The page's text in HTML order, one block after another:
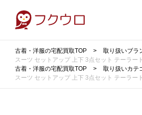
古着・洋服の宅配買取TOP 取り扱いブラ
スーツ セットアップ 上下 3点セット テーラ
古着・洋服の宅配買取TOP
取り扱いカテ
スーツ セットアップ 上下 3点セット テーラ